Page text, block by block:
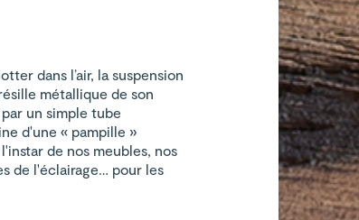
dans l’air, la suspension
métallique de son
un simple tube
d'une « pampille »
de nos meubles, nos
de l'éclairage… pour les